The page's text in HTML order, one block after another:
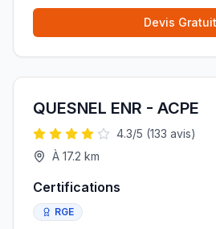
Devis Gratuit
QUESNEL ENR - ACPE
4.3/5 (133 avis)
À 17.2 km
Certifications
RGE